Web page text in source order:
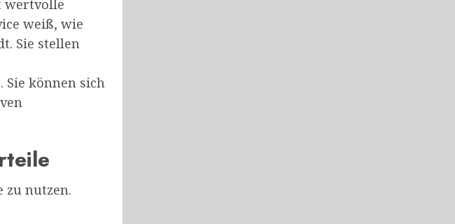
wertvolle
weiß, wie
Sie stellen
können sich
zu nutzen.